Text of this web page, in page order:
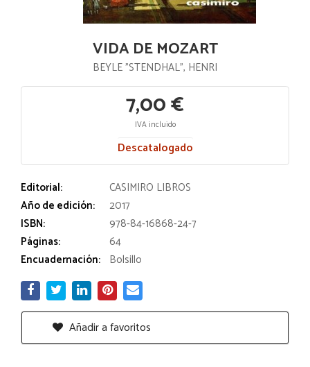
VIDA DE MOZART
BEYLE "STENDHAL", HENRI
7,00 €
IVA incluido
Descatalogado
Editorial:
CASIMIRO LIBROS
Año de edición:
2017
ISBN:
978-84-16868-24-7
Páginas:
64
Encuadernación: Bolsillo
Añadir a favoritos